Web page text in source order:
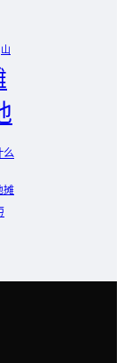
山
么
摊